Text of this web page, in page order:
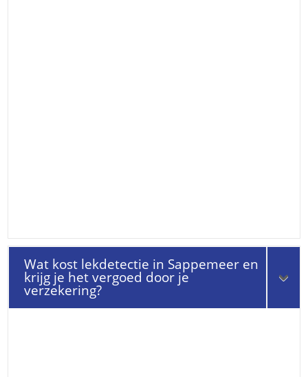
Wat kost lekdetectie in Sappemeer en
krijg je het vergoed door je
verzekering?